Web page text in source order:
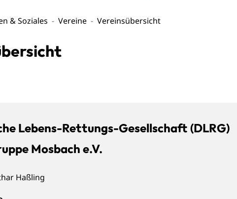
& Soziales Vereine Vereinsübersicht
Lebens-Rettungs-Gesellschaft (DLRG)
Mosbach e.V.
Haßling